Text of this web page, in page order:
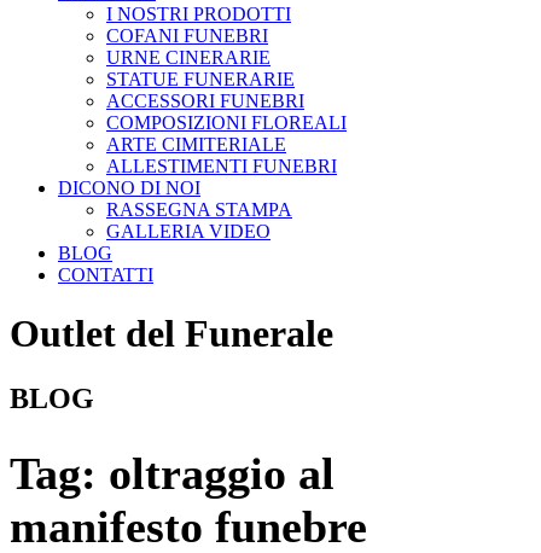
I NOSTRI PRODOTTI
COFANI FUNEBRI
URNE CINERARIE
STATUE FUNERARIE
ACCESSORI FUNEBRI
COMPOSIZIONI FLOREALI
ARTE CIMITERIALE
ALLESTIMENTI FUNEBRI
DICONO DI NOI
RASSEGNA STAMPA
GALLERIA VIDEO
BLOG
CONTATTI
Outlet del Funerale
BLOG
Tag: oltraggio al
manifesto funebre